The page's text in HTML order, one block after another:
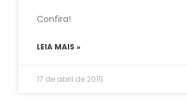
Confira!
LEIA MAIS »
17 de abril de 2015